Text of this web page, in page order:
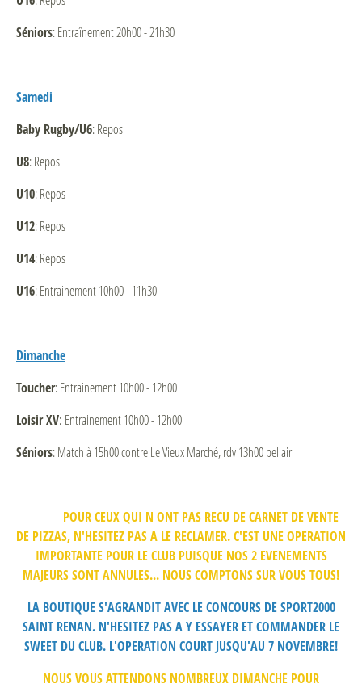
Séniors: Entraînement 20h00 - 21h30
Samedi
Baby Rugby/U6: Repos
U8: Repos
U10: Repos
U12: Repos
U14: Repos
U16: Entrainement 10h00 - 11h30
Dimanche
Toucher: Entrainement 10h00 - 12h00
Loisir XV: Entrainement 10h00 - 12h00
Séniors: Match à 15h00 contre Le Vieux Marché, rdv 13h00 bel air
POUR CEUX QUI N ONT PAS RECU DE CARNET DE VENTE
DE PIZZAS, N'HESITEZ PAS A LE RECLAMER. C'EST UNE OPERATION
IMPORTANTE POUR LE CLUB PUISQUE NOS 2 EVENEMENTS
MAJEURS SONT ANNULES... NOUS COMPTONS SUR VOUS TOUS!
LA BOUTIQUE S'AGRANDIT AVEC LE CONCOURS DE SPORT2000
SAINT RENAN. N'HESITEZ PAS A Y ESSAYER ET COMMANDER LE
SWEET DU CLUB. L'OPERATION COURT JUSQU'AU 7 NOVEMBRE!
NOUS VOUS ATTENDONS NOMBREUX DIMANCHE POUR